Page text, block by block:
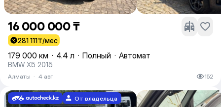
16 000 000 ₸
281 111₸/мес
179 000 км · 4.4 л · Полный · Автомат
BMW X5 2015
Алматы · 4 авг 152
От владельца